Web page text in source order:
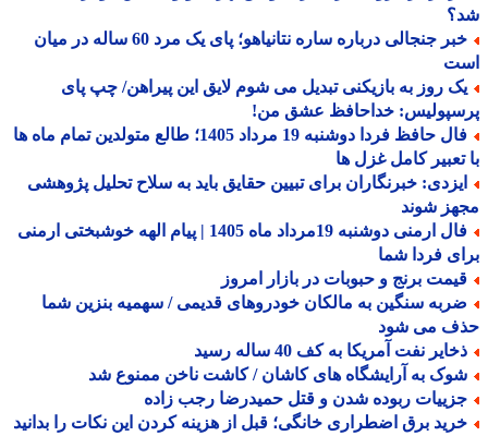
خبر جنجالی درباره ساره نتانیاهو؛ پای یک مرد 60 ساله در میان
روز به بازیکنی تبدیل می شوم لایق این پیراهن/ چپ پای
خداحافظ عشق من!
فال حافظ فردا دوشنبه 19 مرداد 1405؛ طالع متولدین تمام ماه ها
کامل غزل ها
خبرنگاران برای تبیین حقایق باید به سلاح تحلیل پژوهشی
شوند
فال ارمنی دوشنبه 19مرداد ماه 1405 | پیام الهه خوشبختی ارمنی
فردا شما
برنج و حبوبات در بازار امروز
سنگین به مالکان خودروهای قدیمی / سهمیه بنزین شما
می شود
نفت آمریکا به کف 40 ساله رسید
به آرایشگاه های کاشان / کاشت ناخن ممنوع شد
ربوده شدن و قتل حمیدرضا رجب زاده
برق اضطراری خانگی؛ قبل از هزینه کردن این نکات را بدانید